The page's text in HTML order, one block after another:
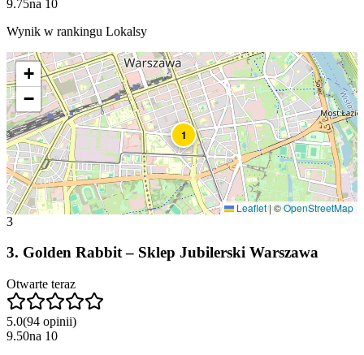
9.75na 10
Wynik w rankingu Lokalsy
1
+
−
Leaflet|©OpenStreetMap
3
3. Golden Rabbit – Sklep Jubilerski Warszawa
Otwarte teraz
5.0(94 opinii)
9.50na 10